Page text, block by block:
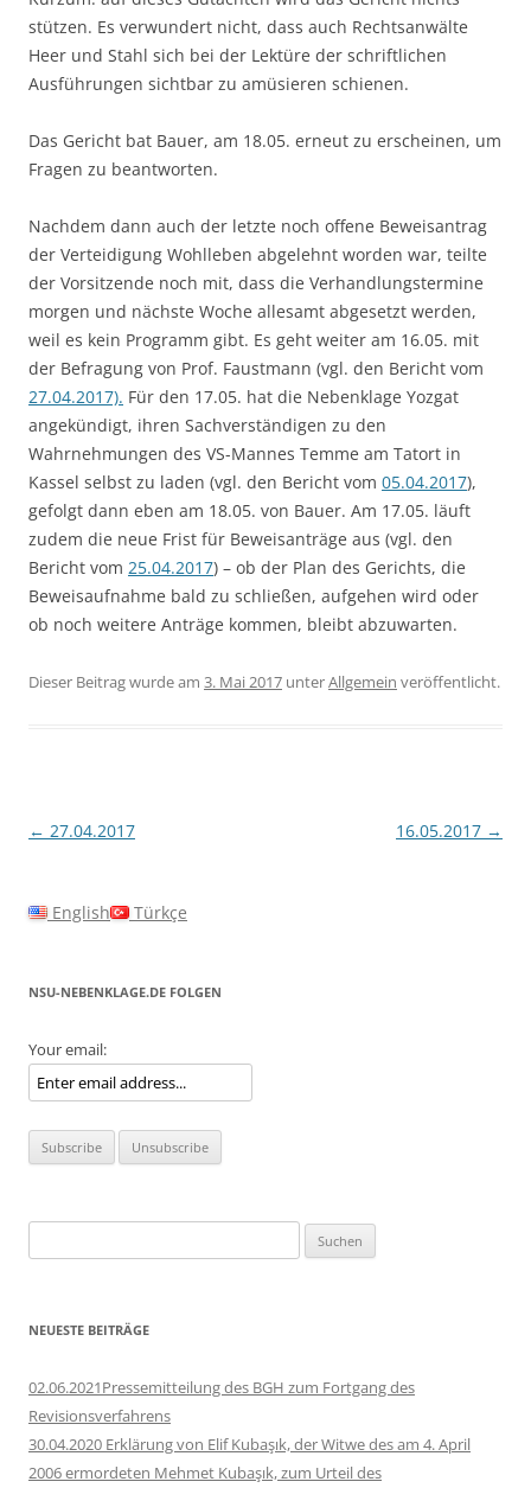
stützen. Es verwundert nicht, dass auch Rechtsanwälte
Heer und Stahl sich bei der Lektüre der schriftlichen
Ausführungen sichtbar zu amüsieren schienen.
Das Gericht bat Bauer, am 18.05. erneut zu erscheinen, um
Fragen zu beantworten.
Nachdem dann auch der letzte noch offene Beweisantrag
der Verteidigung Wohlleben abgelehnt worden war, teilte
der Vorsitzende noch mit, dass die Verhandlungstermine
morgen und nächste Woche allesamt abgesetzt werden,
weil es kein Programm gibt. Es geht weiter am 16.05. mit
der Befragung von Prof. Faustmann (vgl. den Bericht vom
27.04.2017). Für den 17.05. hat die Nebenklage Yozgat
angekündigt, ihren Sachverständigen zu den
Wahrnehmungen des VS-Mannes Temme am Tatort in
Kassel selbst zu laden (vgl. den Bericht vom 05.04.2017),
gefolgt dann eben am 18.05. von Bauer. Am 17.05. läuft
zudem die neue Frist für Beweisanträge aus (vgl. den
Bericht vom 25.04.2017) – ob der Plan des Gerichts, die
Beweisaufnahme bald zu schließen, aufgehen wird oder
ob noch weitere Anträge kommen, bleibt abzuwarten.
Dieser Beitrag wurde am 3. Mai 2017 unterAllgemein veröffentlicht.
Beitragsnavigation
← 27.04.2017 16.05.2017 →
English Türkçe
NSU-NEBENKLAGE.DE FOLGEN
Your email:
nach:
NEUESTE BEITRÄGE
02.06.2021Pressemitteilung des BGH zum Fortgang des
Revisionsverfahrens
30.04.2020 Erklärung von Elif Kubaşık, der Witwe des am 4. April
2006 ermordeten Mehmet Kubaşık, zum Urteil des